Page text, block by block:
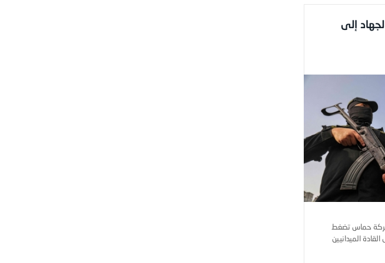
إلى
حماس تضغط
الميدانيين